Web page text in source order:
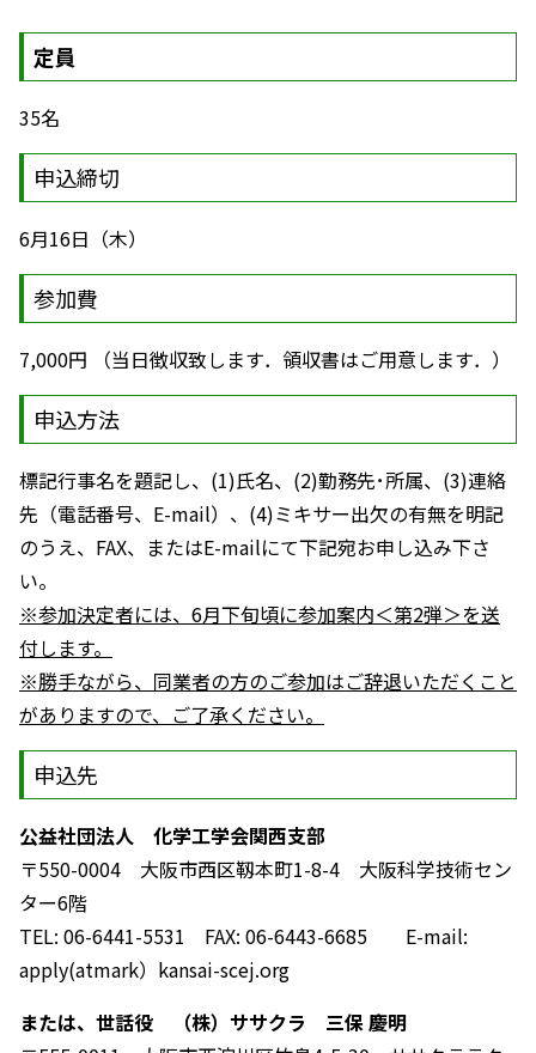
定員
35名
申込締切
6月16日（木）
参加費
7,000円 （当日徴収致します．領収書はご用意します．）
申込方法
標記行事名を題記し、(1)氏名、(2)勤務先･所属、(3)連絡
先（電話番号、E-mail）、(4)ミキサー出欠の有無を明記
のうえ、FAX、またはE-mailにて下記宛お申し込み下さ
い。
※参加決定者には、6月下旬頃に参加案内＜第2弾＞を送
付します。
※勝手ながら、同業者の方のご参加はご辞退いただくこと
がありますので、ご了承ください。
申込先
公益社団法人 化学工学会関西支部
〒550-0004 大阪市西区靱本町1-8-4 大阪科学技術セン
ター6階
TEL: 06-6441-5531 FAX: 06-6443-6685 E-mail:
apply(atmark）kansai-scej.org
または、世話役 （株）ササクラ 三保 慶明